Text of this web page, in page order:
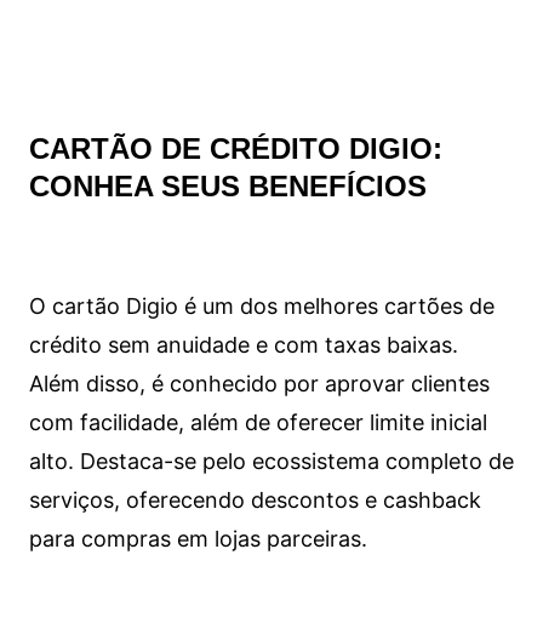
CARTÃO DE CRÉDITO DIGIO:
CONHEA SEUS BENEFÍCIOS
O cartão Digio é um dos melhores cartões de
crédito sem anuidade e com taxas baixas.
Além disso, é conhecido por aprovar clientes
com facilidade, além de oferecer limite inicial
alto. Destaca-se pelo ecossistema completo de
serviços, oferecendo descontos e cashback
para compras em lojas parceiras.